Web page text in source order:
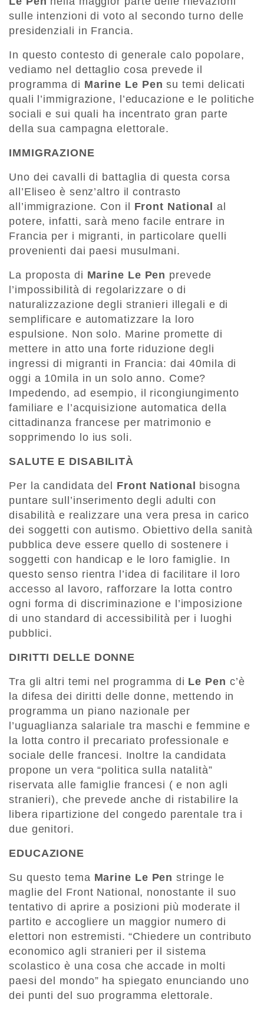
sulle intenzioni di voto al secondo turno delle
presidenziali in Francia.
In questo contesto di generale calo popolare,
vediamo nel dettaglio cosa prevede il
programma di Marine Le Pen su temi delicati
quali l’immigrazione, l’educazione e le politiche
sociali e sui quali ha incentrato gran parte
della sua campagna elettorale.
IMMIGRAZIONE
Uno dei cavalli di battaglia di questa corsa
all’Eliseo è senz’altro il contrasto
all’immigrazione. Con il Front National
al
potere, infatti, sarà meno facile entrare in
Francia per i migranti, in particolare quelli
provenienti dai paesi musulmani.
La proposta di Marine Le Pen prevede
l’impossibilità di regolarizzare o di
naturalizzazione degli stranieri illegali e di
semplificare e automatizzare la loro
espulsione. Non solo. Marine promette di
mettere in atto una forte riduzione degli
ingressi di migranti in Francia: dai 40mila di
oggi a 10mila in un solo anno. Come?
Impedendo, ad esempio, il ricongiungimento
familiare e l’acquisizione automatica della
cittadinanza francese per matrimonio e
sopprimendo lo ius soli.
SALUTE E DISABILITÀ
Per la candidata del Front National
bisogna
puntare sull’inserimento degli adulti con
disabilità e realizzare una vera presa in carico
dei soggetti con autismo. Obiettivo della sanità
pubblica deve essere quello di sostenere i
soggetti con handicap e le loro famiglie. In
questo senso rientra l’idea di facilitare il loro
accesso al lavoro, rafforzare la lotta contro
ogni forma di discriminazione e l’imposizione
di uno standard di accessibilità per i luoghi
pubblici.
DIRITTI DELLE DONNE
Tra gli altri temi nel programma di Le Pen c’è
la difesa dei diritti delle donne, mettendo in
programma un piano nazionale per
l’uguaglianza salariale tra maschi e femmine e
la lotta contro il precariato professionale e
sociale delle francesi. Inoltre la candidata
propone un vera “politica sulla natalità”
riservata alle famiglie francesi ( e non agli
stranieri), che prevede anche di ristabilire la
libera ripartizione del congedo parentale tra i
due genitori.
EDUCAZIONE
Su questo tema Marine Le Pen stringe le
maglie del Front National, nonostante il suo
tentativo di aprire a posizioni più moderate il
partito e accogliere un maggior numero di
elettori non estremisti. “Chiedere un contributo
economico agli stranieri per il sistema
scolastico è una cosa che accade in molti
paesi del mondo” ha spiegato enunciando uno
dei punti del suo programma elettorale.